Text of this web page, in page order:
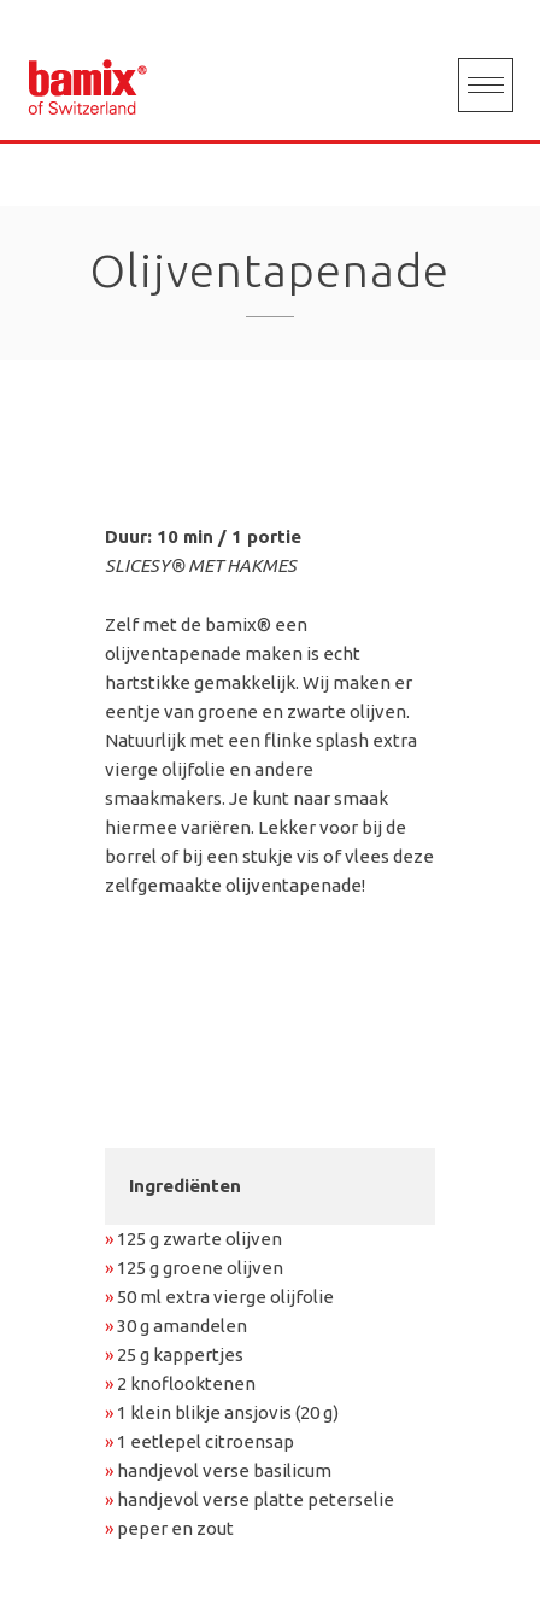
content
Olijventapenade
Duur: 10 min / 1 portie
SLICESY® MET HAKMES
Zelf met de bamix® een
olijventapenade maken is echt
hartstikke gemakkelijk. Wij maken er
eentje van groene en zwarte olijven.
Natuurlijk met een flinke splash extra
vierge olijfolie en andere
smaakmakers. Je kunt naar smaak
hiermee variëren. Lekker voor bij de
borrel of bij een stukje vis of vlees deze
zelfgemaakte olijventapenade!
Ingrediënten
» 125 g zwarte olijven
» 125 g groene olijven
» 50 ml extra vierge olijfolie
»30 g amandelen
» 25 g kappertjes
» 2 knoflooktenen
» 1 klein blikje ansjovis (20 g)
» 1 eetlepel citroensap
» handjevol verse basilicum
» handjevol verse platte peterselie
» peper en zout